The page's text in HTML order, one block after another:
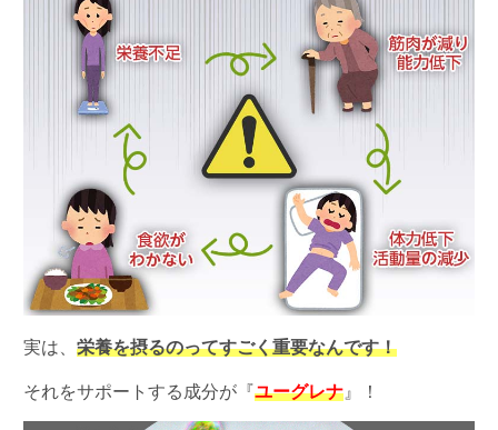
実は、 栄養を摂るのってすごく重要なんです！
それをサポートする成分が『ユーグレナ』！